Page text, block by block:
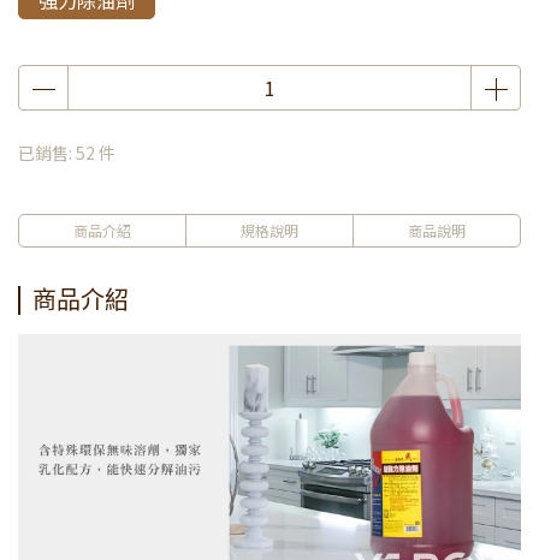
已銷售: 52 件
商品介紹 規格說明 商品說明
商品介紹